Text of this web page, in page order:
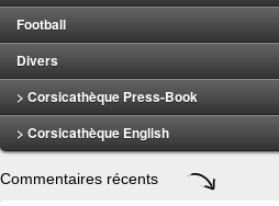
Football
Divers
> Corsicathèque Press-Book
> Corsicathèque English
Commentaires récents